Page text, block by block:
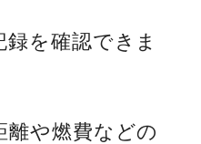
を確認できま
離や燃費などの